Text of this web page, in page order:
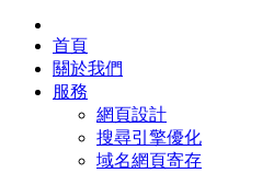
首頁
關於我們
服務
網頁設計
搜尋引擎優化
域名網頁寄存